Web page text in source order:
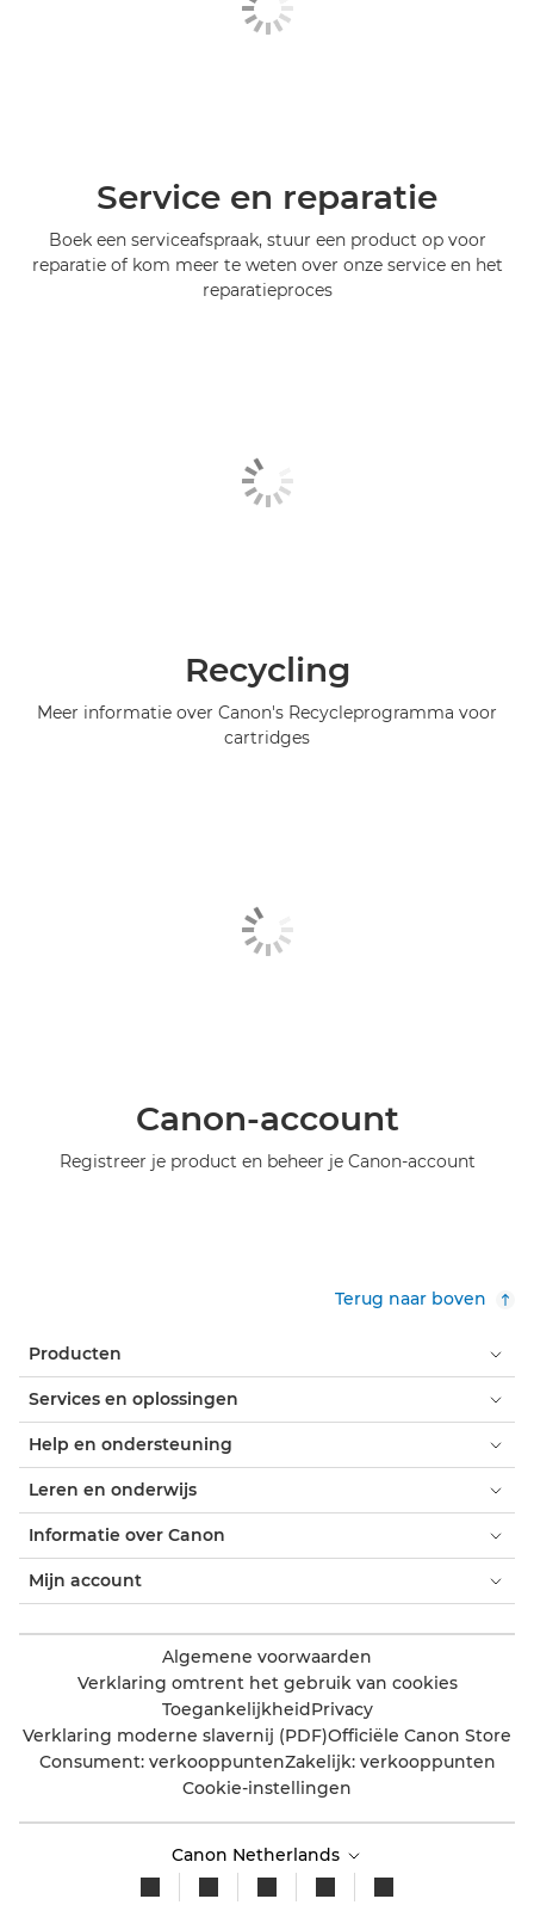
Service en reparatie
Boek een serviceafspraak, stuur een product op voor
reparatie of kom meer te weten over onze service en het
reparatieproces
Recycling
Meer informatie over Canon's Recycleprogramma voor
cartridges
Canon-account
Registreer je product en beheer je Canon-account
Terug naar boven
Producten
Services en oplossingen
Help en ondersteuning
Leren en onderwijs
Informatie over Canon
Mijn account
Algemene voorwaarden
Verklaring omtrent het gebruik van cookies
ToegankelijkheidPrivacy
Verklaring moderne slavernij (PDF)Officiële Canon Store
Consument: verkooppuntenZakelijk: verkooppunten
Cookie-instellingen
Canon Netherlands